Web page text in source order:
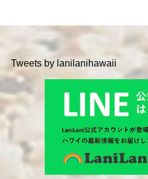
Tweets by lanilanihawaii